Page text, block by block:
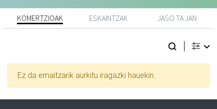
KOMERTZIOAK ESKAINTZAK JASO TA JAN
Ez da emaitzarik aurkitu iragazki hauekin.